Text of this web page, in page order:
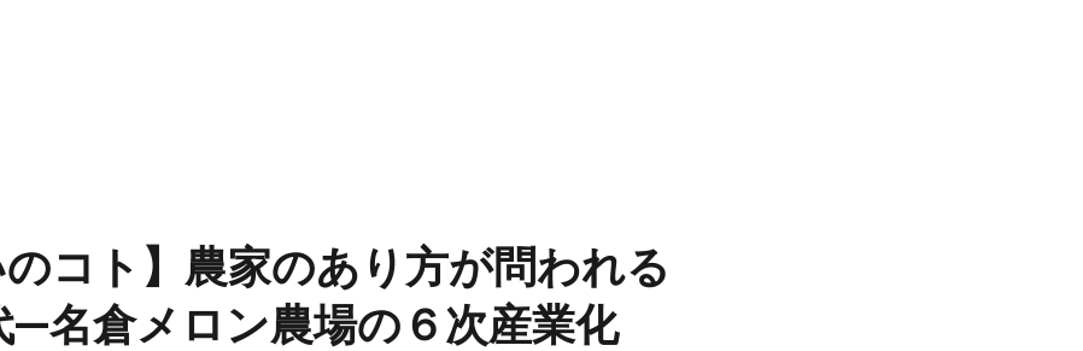
の​コト】農家の​あり方が​問われる​
—名倉メロン農場の​６次産業化